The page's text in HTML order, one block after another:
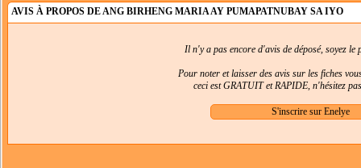
AVIS À PROPOS DE ANG BIRHENG MARIA AY PUMAPATNUBAY SA IYO
Il n'y a pas encore d'avis de déposé, soyez
Pour noter et laisser des avis sur les fiches
ceci est GRATUIT et RAPIDE, n'hésitez